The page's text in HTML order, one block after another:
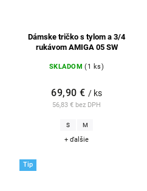
Dámske tričko s tylom a 3/4
rukávom AMIGA 05 SW
SKLADOM (1 ks)
56,83 € bez DPH
69,90 € / ks
S M
+ ďalšie
Tip